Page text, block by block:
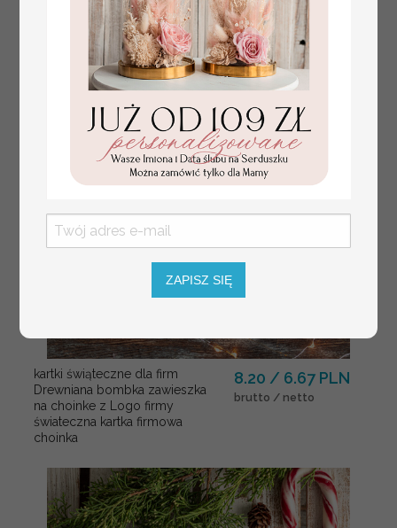
kartki świąteczne dla firm
Drewniana bombka zawieszka
na choinke z Logo firmy
świateczna kartka firmowa
choinka
8.20 / 6.67 PLN
brutto / netto
ZAPISZ SIĘ